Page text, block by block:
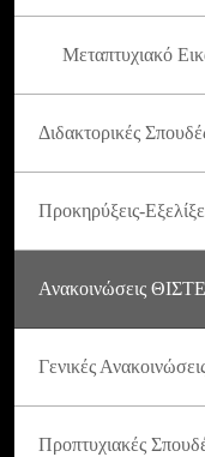
Μεταπτυχιακό
Διδακτορικές
Προκηρύξεις-
Ανακοινώσεις ΘΙΣΤΕ
Γενικές
Προπτυχιακές